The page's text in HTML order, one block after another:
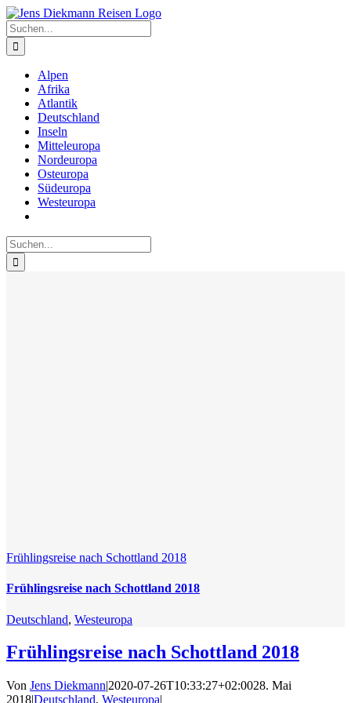
Zum
Inhalt
springen
Suche
nach:
Alpen
Afrika
Atlantik
Deutschland
Inseln
Mitteleuropa
Nordeuropa
Osteuropa
Südeuropa
Westeuropa
Suche
nach:
Frühlingsreise nach Schottland 2018
Frühlingsreise nach Schottland 2018
Deutschland, Westeuropa
Frühlingsreise nach Schottland 2018
Von Jens Diekmann|2020-07-26T10:33:27+02:0028. Mai
2018|Deutschland, Westeuropa|